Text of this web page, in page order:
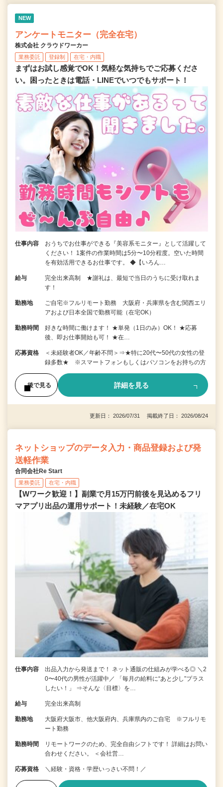
NEW
アンケートモニター（完全在宅）
株式会社 クラウドワーカー
業務委託 登録制 在宅・内職
まずはお試し感覚でOK！気軽な気持ちでご応募くださ
い。困ったときは電話・LINEでいつでもサポート！
仕事内容
おうちでお仕事ができる『美容系モニター』として活躍して
ください！ 1案件の作業時間は5分〜10分程度。空いた時間
を有効活用できるお仕事です。 ◆【いろん…
給与
完全出来高制 ★謝礼は、最短で当日のうちに受け取れま
す！
勤務地
ご自宅※フルリモート勤務 大阪府・兵庫県を含む関西エリ
アおよび日本全国で勤務可能（在宅OK）
勤務時間
好きな時間に働けます！ ★単発（1日のみ）OK！ ★応募
後、即お仕事開始も可！ ★在…
応募資格
＜未経験者OK／年齢不問＞⇒★特に20代〜50代の女性の登
録多数★ ※スマートフォンもしくはパソコンをお持ちの方
後で見る 詳細を見る
更新日： 2026/07/31 掲載終了日： 2026/08/24
ネットショップのデータ入力・商品登録および発
送軽作業
合同会社Re Start
業務委託 在宅・内職
【Wワーク歓迎！】副業で月15万円前後を見込めるフリ
マアプリ出品の運用サポート！未経験／在宅OK
仕事内容
出品入力から発送まで！ ネット通販の仕組みが学べる◎ ＼2
0〜40代の男性が活躍中／ 「毎月の給料に“あと少し”プラス
したい！」 ⇒そんな〈目標〉を…
給与 完全出来高制
勤務地
大阪府大阪市、他大阪府内、兵庫県内のご自宅 ※フルリモ
ート勤務
勤務時間
リモートワークのため、完全自由シフトです！ 詳細はお問い
合わせください。 ＜会社営…
応募資格 ＼経験・資格・学歴いっさい不問！／